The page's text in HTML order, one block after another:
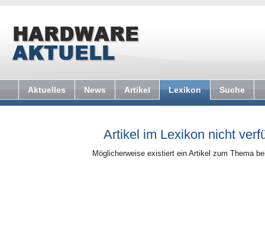
Aktuelles News Artikel Lexikon Suche
Artikel im Lexikon nicht
Möglicherweise existiert ein Artikel zum Thema